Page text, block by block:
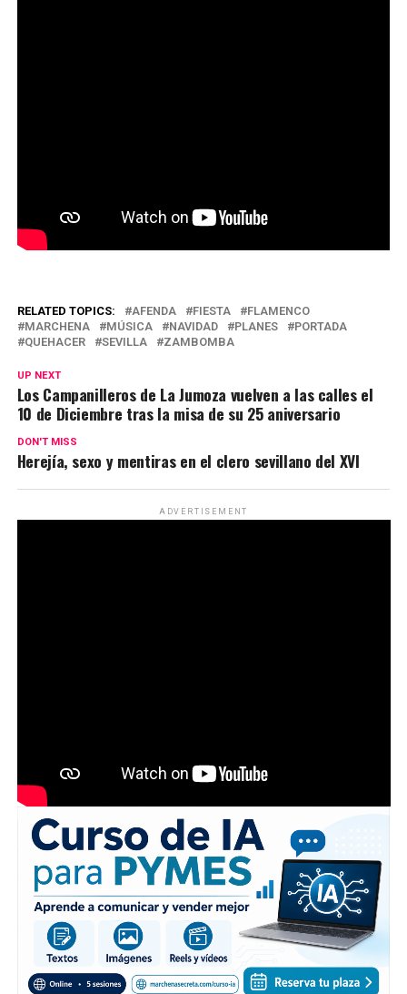
RELATED TOPICS: AFENDA FIESTA
FLAMENCO
MARCHENA
MÚSICA NAVIDAD PLANES
PORTADA
QUEHACER
SEVILLA ZAMBOMBA
UP NEXT
Los Campanilleros de La Jumoza vuelven a las calles el
10 de Diciembre tras la misa de su 25 aniversario
DON'T MISS
Herejía, sexo y mentiras en el clero sevillano del XVI
ADVERTISEMENT